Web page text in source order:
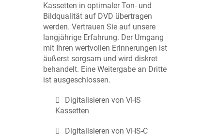
Kassetten in optimaler Ton- und
Bildqualität auf DVD übertragen
werden. Vertrauen Sie auf unsere
langjährige Erfahrung. Der Umgang
mit Ihren wertvollen Erinnerungen ist
äußerst sorgsam und wird diskret
behandelt. Eine Weitergabe an Dritte
ist ausgeschlossen.
Digitalisieren von VHS
Kassetten
Digitalisieren von VHS-C